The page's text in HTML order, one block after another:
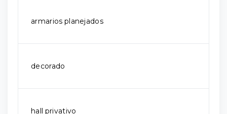
armarios planejados
decorado
hall privativo